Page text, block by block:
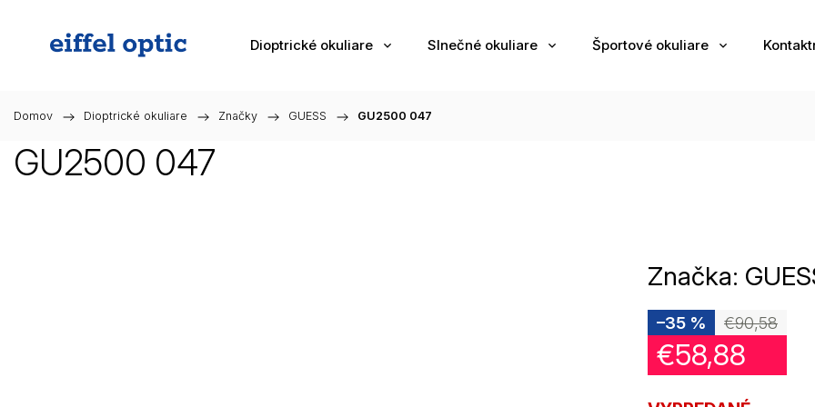
Dioptrické okuliare Slnečné okuliare Športové okuliare
Domov / Dioptrické okuliare / Značky / GUESS / GU2500 047
GU2500 047
Značka:
€90,58
–35 %
€58,88